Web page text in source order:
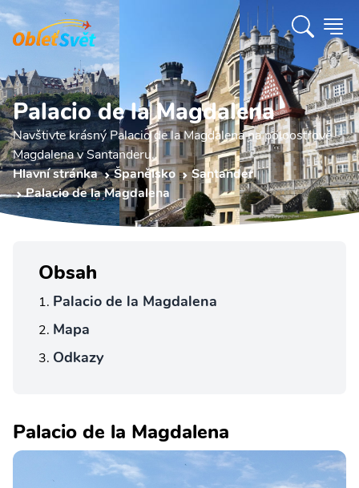
Palacio de la Magdalena
Navštivte krásný Palacio de la Magdalena na poloostrově
Magdalena v Santanderu.
Hlavní stránka
Španělsko
Santander
Palacio de la Magdalena
Obsah
Palacio de la Magdalena
Mapa
Odkazy
Palacio de la Magdalena